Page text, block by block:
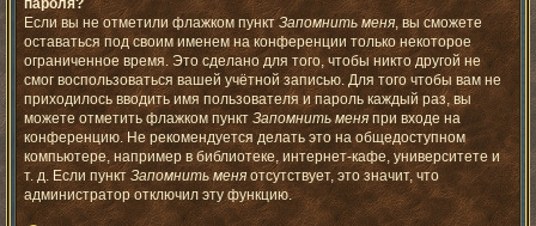
пароля?
Если вы не отметили флажком пунктЗапомнить меня, вы сможете
оставаться под своим именем на конференции только некоторое
ограниченное время. Это сделано для того, чтобы никто другой не
смог воспользоваться вашей учётной записью. Для того чтобы вам не
приходилось вводить имя пользователя и пароль каждый раз, вы
можете отметить флажком пункт Запомнить меня при входе на
конференцию. Не рекомендуется делать это на общедоступном
компьютере, например в библиотеке, интернет-кафе, университете и
т. д. Если пункт Запомнить меняотсутствует, это значит, что
администратор отключил эту функцию.